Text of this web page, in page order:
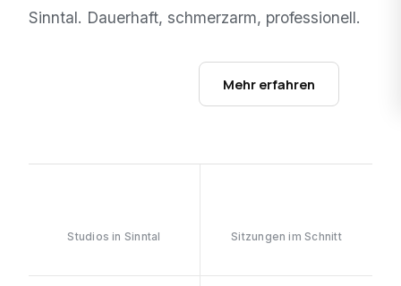
Sinntal. Dauerhaft, schmerzarm, professionell.
Mehr erfahren
Studios in Sinntal Sitzungen im Schnitt